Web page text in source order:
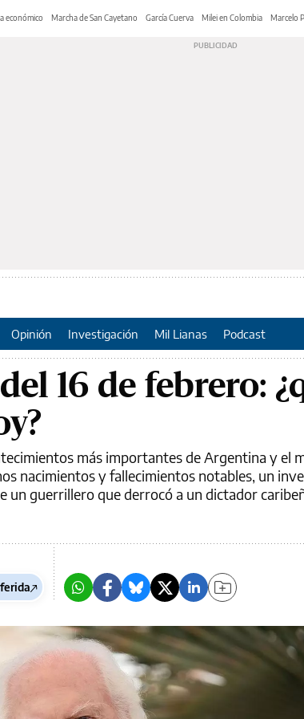
económico Marcha de San Cayetano García Cuerva Milei en Colombia Marcelo
Opinión Investigación Mil Lianas Podcast
16 de febrero:
más importantes de Argentina y el
nacimientos y fallecimientos notables, un
un guerrillero que derrocó a un dictador